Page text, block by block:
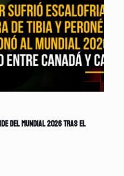
del Mundial 2026 tras el